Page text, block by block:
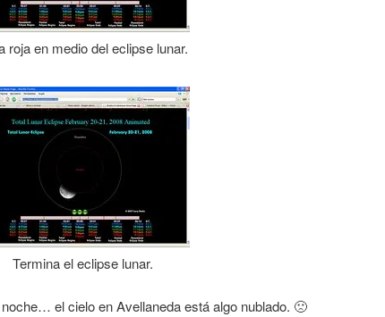
roja en medio del eclipse lunar.
Termina el eclipse lunar.
el cielo en Avellaneda está algo nublado. 🙁